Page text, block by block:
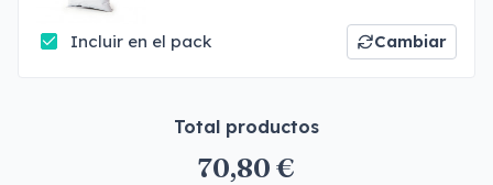
Incluir en el pack Cambiar
Total productos
70,80 €